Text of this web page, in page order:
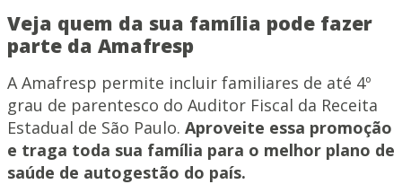
Veja quem da sua família pode fazer
parte da Amafresp
A Amafresp permite incluir familiares de até 4º
grau de parentesco do Auditor Fiscal da Receita
Estadual de São Paulo. Aproveite essa promoção
e traga toda sua família para o melhor plano de
saúde de autogestão do país.